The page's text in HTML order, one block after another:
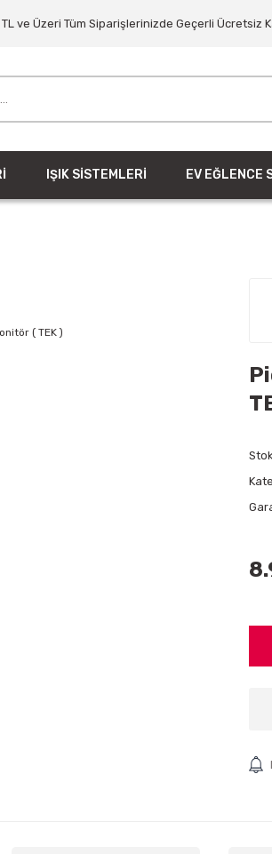
TL ve Üzeri Tüm Siparişlerinizde Geçerli Ücretsiz
IŞIK SİSTEMLERİ EV EĞLENCE